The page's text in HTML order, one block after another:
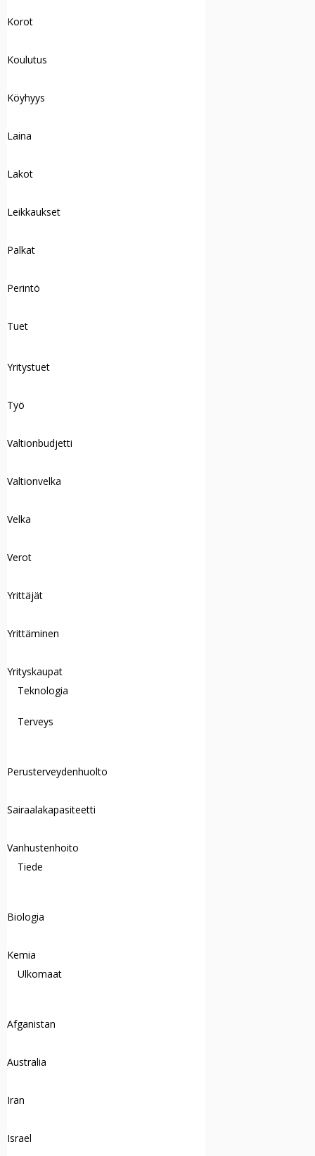
Korot
Koulutus
Köyhyys
Laina
Lakot
Leikkaukset
Palkat
Perintö
Tuet
Yritystuet
Työ
Valtionbudjetti
Valtionvelka
Velka
Verot
Yrittäjät
Yrittäminen
Yrityskaupat
Teknologia
Terveys
Perusterveydenhuolto
Sairaalakapasiteetti
Vanhustenhoito
Tiede
Biologia
Kemia
Ulkomaat
Afganistan
Australia
Iran
Israel